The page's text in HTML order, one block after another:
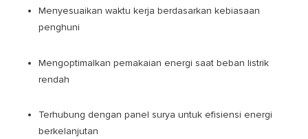
Menyesuaikan waktu kerja berdasarkan kebiasaan
penghuni
Mengoptimalkan pemakaian energi saat beban listrik
rendah
Terhubung dengan panel surya untuk efisiensi energi
berkelanjutan